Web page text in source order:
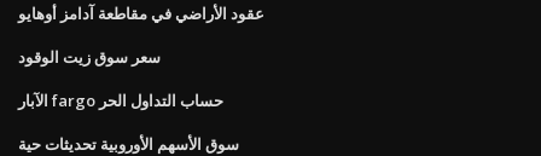
عقود الأراضي في مقاطعة آدامز أوهايو
سعر سوق زيت الوقود
الآبار fargo حساب التداول الحر
سوق الأسهم الأوروبية تحديثات حية